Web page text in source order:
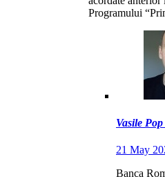
Programului
Vasile
21 May
Banca